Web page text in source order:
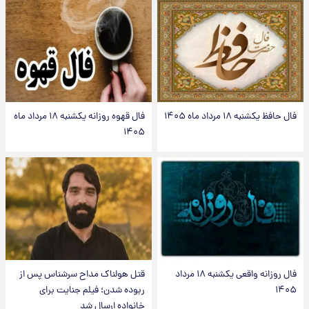
فال حافظ یکشنبه ۱۸ مرداد ماه ۱۴۰۵
فال قهوه روزانه یکشنبه ۱۸ مرداد ماه
۱۴۰۵
فال روزانه واقعی یکشنبه ۱۸ مرداد
۱۴۰۵
قتل هولناک مداح سرشناس پس از
ربوده شدن؛ فیلم جنایت برای